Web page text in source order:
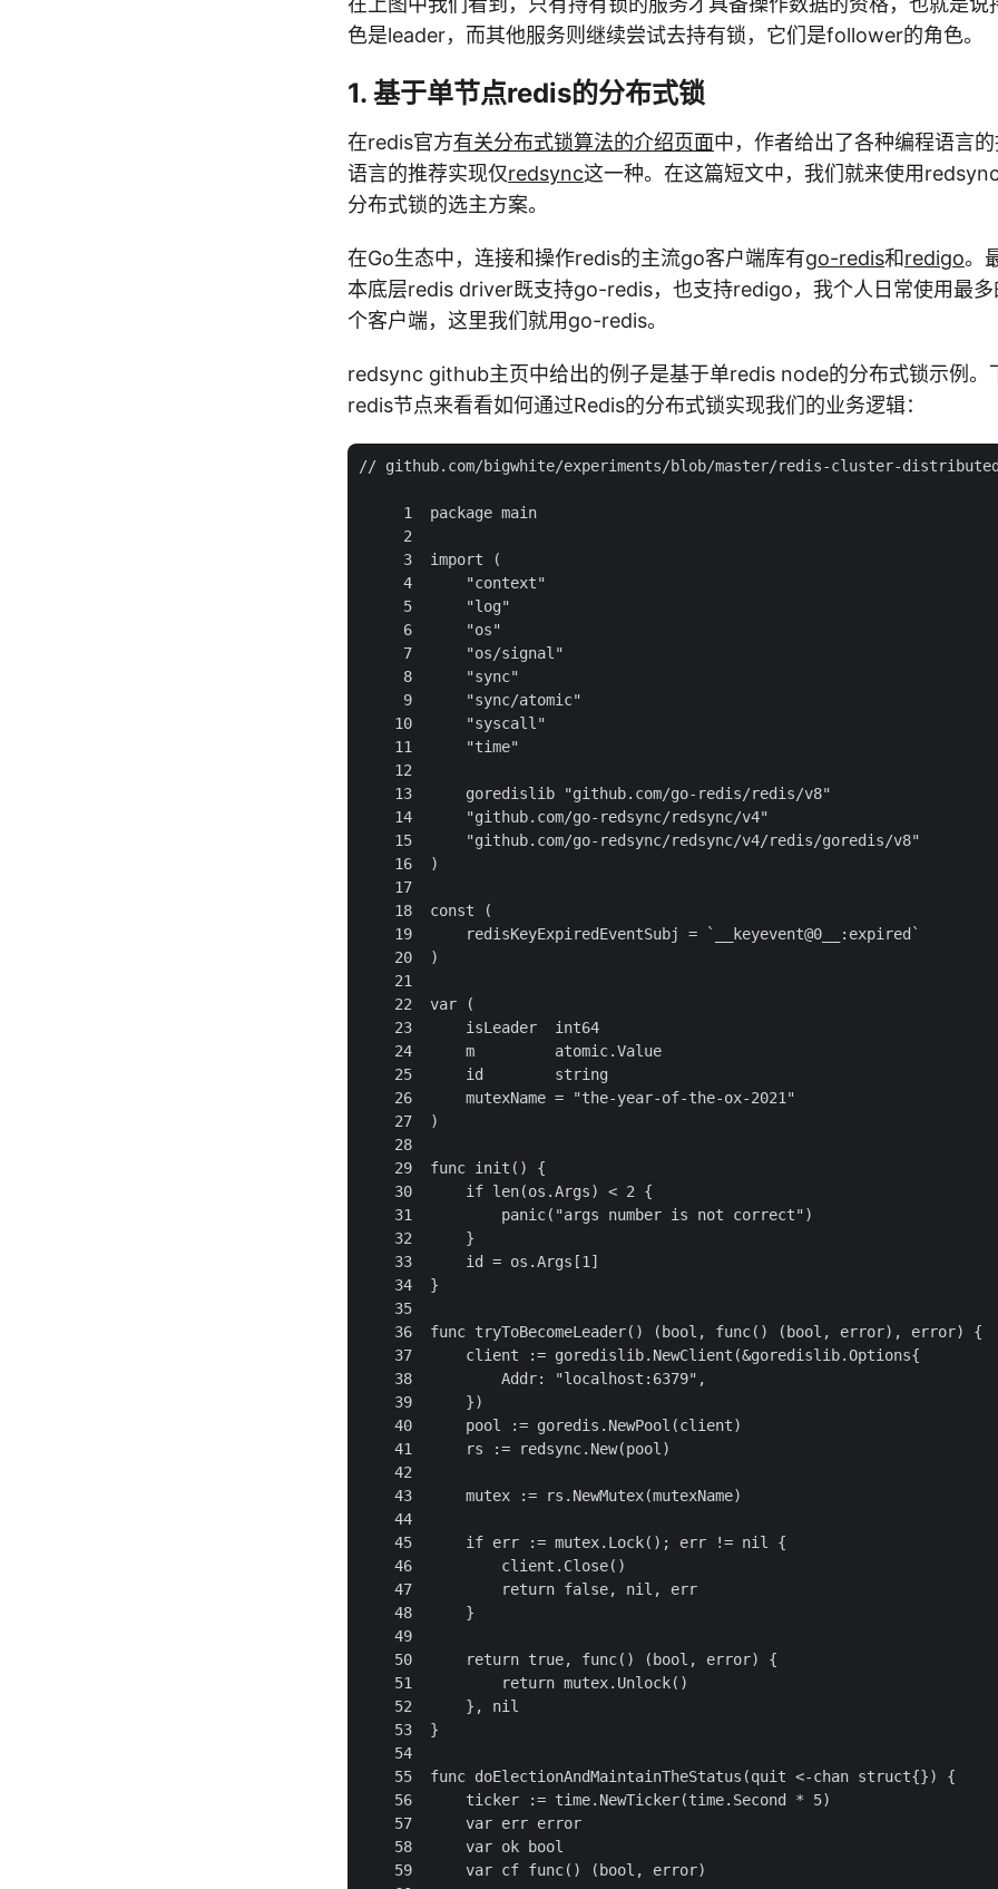
色是leader，而其他服务则继续尝试去持有锁，它们是follower的角色。
1. 基于单节点redis的分布式锁
在redis官方有关分布式锁算法的介绍页面中，作者给出了各种编程语言
语言的推荐实现仅redsync这一种。在这篇短文中，我们就来使用
分布式锁的选主方案。
在Go生态中，连接和操作redis的主流go客户端库有go-redis和redigo。
本底层redis driver既支持go-redis，也支持redigo，我个人日常使用最
个客户端，这里我们就用go-redis。
redsync github主页中给出的例子是基于单redis node的分布式锁示例。
redis节点来看看如何通过Redis的分布式锁实现我们的业务逻辑：
// github.com/bigwhite/experiments/blob/master/redis-cluster-
     1  package main
     2
     3  import (
     4      "context"
     5      "log"
     6      "os"
     7      "os/signal"
     8      "sync"
     9      "sync/atomic"
    10      "syscall"
    11      "time"
    12
    13      goredislib "github.com/go-redis/redis/v8"
    14      "github.com/go-redsync/redsync/v4"
    15      "github.com/go-redsync/redsync/v4/redis/goredis/v8"
    16  )
    17
    18  const (
    19      redisKeyExpiredEventSubj = `__keyevent@0__:expired`
    20  )
    21
    22  var (
    23      isLeader  int64
    24      m         atomic.Value
    25      id        string
    26      mutexName = "the-year-of-the-ox-2021"
    27  )
    28
    29  func init() {
    30      if len(os.Args) < 2 {
    31          panic("args number is not correct")
    32      }
    33      id = os.Args[1]
    34  }
    35
    36  func tryToBecomeLeader() (bool, func() (bool, error), error) {
    37      client := goredislib.NewClient(&goredislib.Options{
    38          Addr: "localhost:6379",
    39      })
    40      pool := goredis.NewPool(client)
    41      rs := redsync.New(pool)
    42
    43      mutex := rs.NewMutex(mutexName)
    44
    45      if err := mutex.Lock(); err != nil {
    46          client.Close()
    47          return false, nil, err
    48      }
    49
    50      return true, func() (bool, error) {
    51          return mutex.Unlock()
    52      }, nil
    53  }
    54
    55  func doElectionAndMaintainTheStatus(quit <-chan struct{}) {
    56      ticker := time.NewTicker(time.Second * 5)
    57      var err error
    58      var ok bool
    59      var cf func() (bool, error)